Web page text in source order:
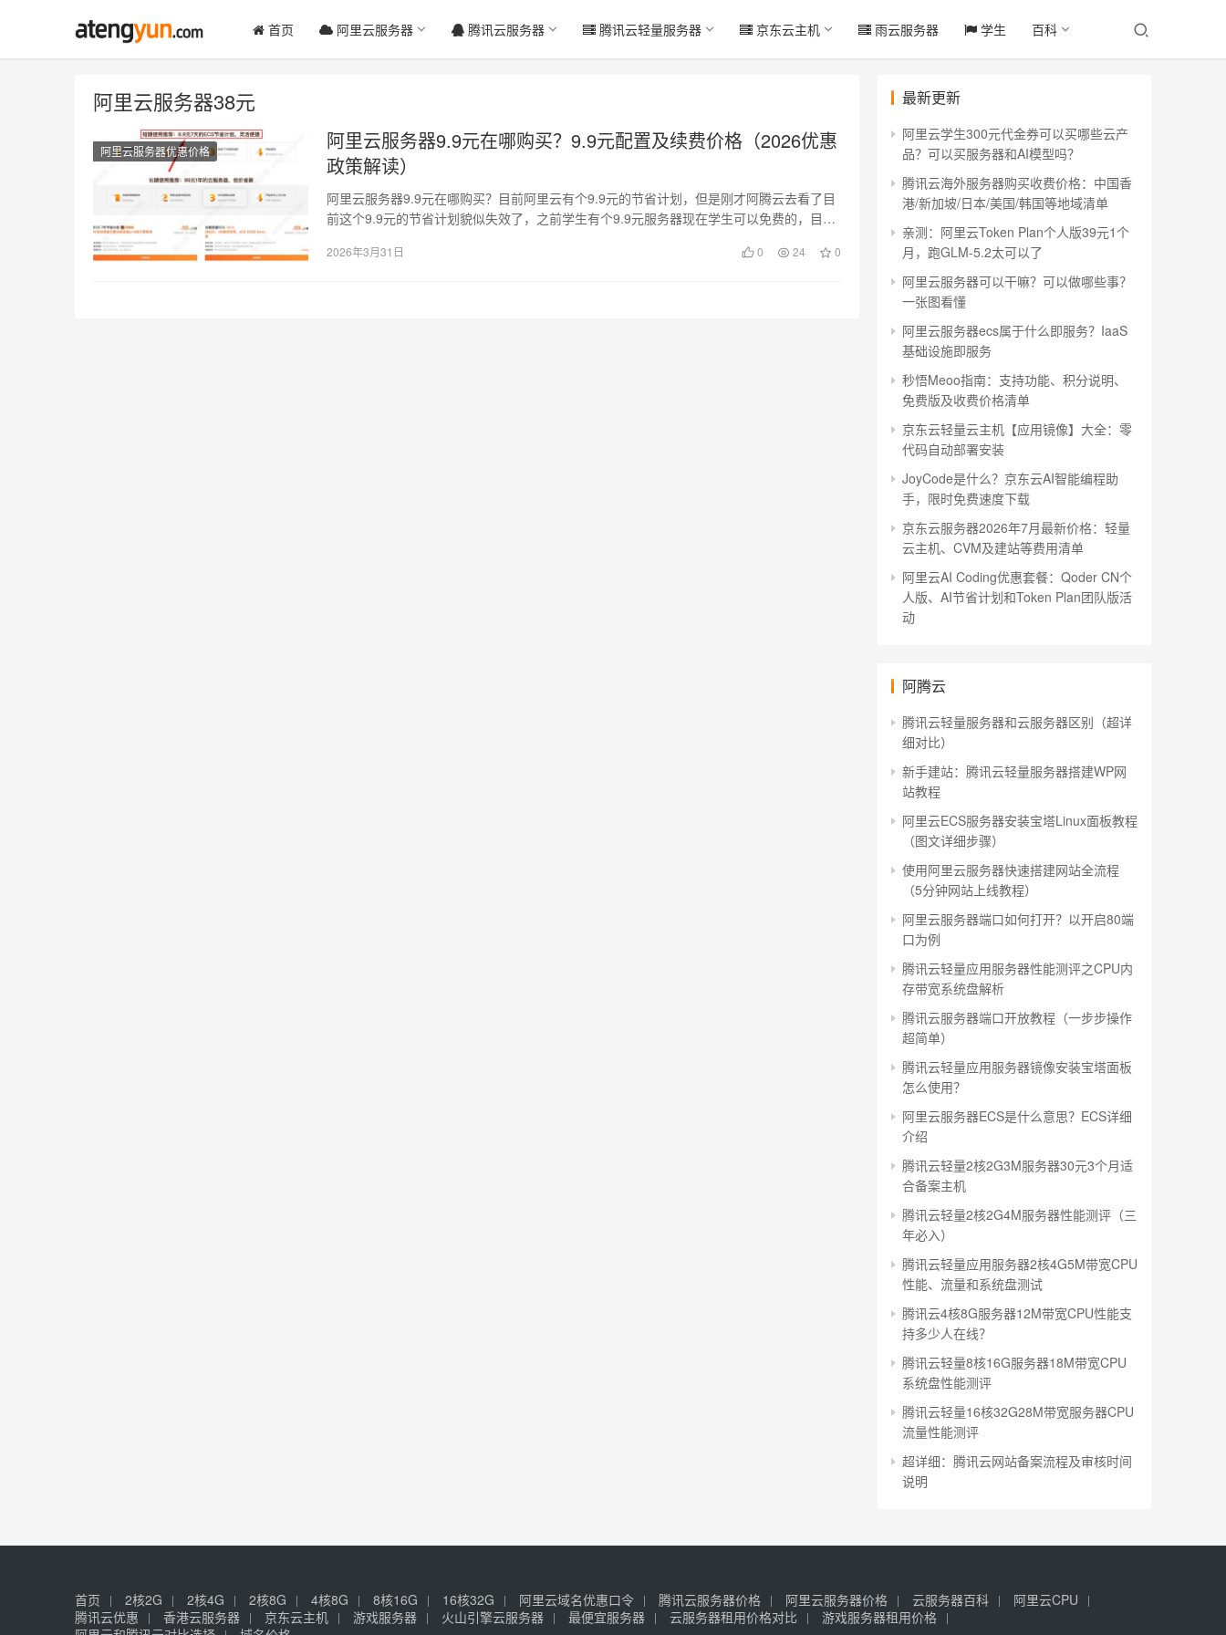
首页 阿里云服务器 腾讯云服务器 腾讯云轻量服务器 京东云主机 雨云服务器 学生 百科
阿里云服务器38元
阿里云服务器优惠价格
阿里云服务器9.9元在哪购买？9.9元配置及续费价格（2026优惠
政策解读）
阿里云服务器9.9元在哪购买？目前阿里云有个9.9元的节省计划，但是刚才阿腾云去看了目
前这个9.9元的节省计划貌似失效了，之前学生有个9.9元服务器现在学生可以免费的，目前
2026年3月31日 0 24 0
最新更新
阿里云学生300元代金券可以买哪些云产
品？可以买服务器和AI模型吗？
腾讯云海外服务器购买收费价格：中国香
港/新加坡/日本/美国/韩国等地域清单
亲测：阿里云Token Plan个人版39元1个
月，跑GLM-5.2太可以了
阿里云服务器可以干嘛？可以做哪些事？
一张图看懂
阿里云服务器ecs属于什么即服务？IaaS
基础设施即服务
秒悟Meoo指南：支持功能、积分说明、
免费版及收费价格清单
京东云轻量云主机【应用镜像】大全：零
代码自动部署安装
JoyCode是什么？京东云AI智能编程助
手，限时免费速度下载
京东云服务器2026年7月最新价格：轻量
云主机、CVM及建站等费用清单
阿里云AI Coding优惠套餐：Qoder CN个
人版、AI节省计划和Token Plan团队版活
动
阿腾云
腾讯云轻量服务器和云服务器区别（超详
细对比）
新手建站：腾讯云轻量服务器搭建WP网
站教程
阿里云ECS服务器安装宝塔Linux面板教程
（图文详细步骤）
使用阿里云服务器快速搭建网站全流程
（5分钟网站上线教程）
阿里云服务器端口如何打开？以开启80端
口为例
腾讯云轻量应用服务器性能测评之CPU内
存带宽系统盘解析
腾讯云服务器端口开放教程（一步步操作
超简单）
腾讯云轻量应用服务器镜像安装宝塔面板
怎么使用？
阿里云服务器ECS是什么意思？ECS详细
介绍
腾讯云轻量2核2G3M服务器30元3个月适
合备案主机
腾讯云轻量2核2G4M服务器性能测评（三
年必入）
腾讯云轻量应用服务器2核4G5M带宽CPU
性能、流量和系统盘测试
腾讯云4核8G服务器12M带宽CPU性能支
持多少人在线？
腾讯云轻量8核16G服务器18M带宽CPU
系统盘性能测评
腾讯云轻量16核32G28M带宽服务器CPU
流量性能测评
超详细：腾讯云网站备案流程及审核时间
说明
首页 2核2G 2核4G 2核8G 4核8G 8核16G 16核32G 阿里云域名优惠口令 腾讯云服务器价格 阿里云服务器价格 云服务器百科
阿里云CPU
腾讯云优惠
香港云服务器 京东云主机 游戏服务器 火山引擎云服务器 最便宜服务器 云服务器租用价格对比
游戏服务器租用价格